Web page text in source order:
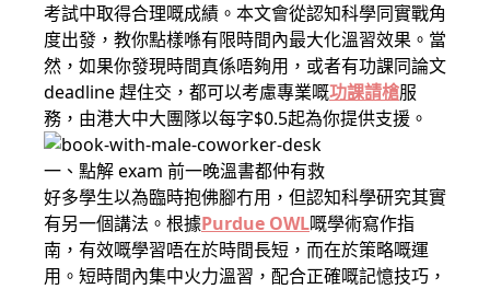
考試中取得合理嘅成績。本文會從認知科學同實戰角
度出發，教你點樣喺有限時間內最大化溫習效果。當
然，如果你發現時間真係唔夠用，或者有功課同論文
deadline 趕住交，都可以考慮專業嘅功課請槍服
務，由港大中大團隊以每字$0.5起為你提供支援。
一、點解 exam 前一晚溫書都仲有救
好多學生以為臨時抱佛腳冇用，但認知科學研究其實
有另一個講法。根據Purdue OWL嘅學術寫作指
南，有效嘅學習唔在於時間長短，而在於策略嘅運
用。短時間內集中火力溫習，配合正確嘅記憶技巧，